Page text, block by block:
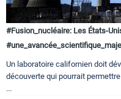
#Fusion_nucléaire: Les États-
Un laboratoire californien doit
découverte qui pourrait
...